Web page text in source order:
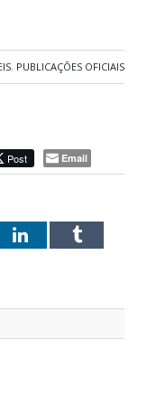
, PUBLICAÇÕES OFICIAIS
Post Email
LinkedInTumblr